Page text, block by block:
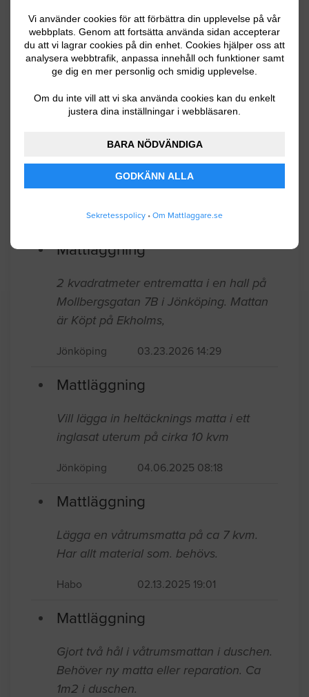
Vi använder cookies för att förbättra din upplevelse på vår
webbplats. Genom att fortsätta använda sidan accepterar
du att vi lagrar cookies på din enhet. Cookies hjälper oss att
analysera webbtrafik, anpassa innehåll och funktioner samt
ge dig en mer personlig och smidig upplevelse.
Om du inte vill att vi ska använda cookies kan du enkelt
justera dina inställningar i webbläsaren.
BARA NÖDVÄNDIGA
GODKÄNN ALLA
Sekretesspolicy • Om Mattlaggare.se
duschrum samt golvet i en källare är
badrum i dag men måste bytas ut
Jönköping 04.13.2026 10:00
Mattläggning
rum som är 3. 5m bred 5. 1m lång. Har
köpt 4 st balkong mattor som är 1. 33m
breda 3. 6m långa
Jönköping 03.24.2026 18:02
Mattläggning
2 kvadratmeter entrematta i en hall på
Mollbergsgatan 7B i Jönköping. Mattan
är Köpt på Ekholms,
Jönköping 03.23.2026 14:29
Mattläggning
Vill lägga in heltäcknings matta i ett
inglasat uterum på cirka 10 kvm
Jönköping 04.06.2025 08:18
Mattläggning
Lägga en våtrumsmatta på ca 7 kvm.
Har allt material som. behövs.
Habo 02.13.2025 19:01
Mattläggning
Gjort två hål i våtrumsmattan i duschen.
Behöver ny matta eller reparation. Ca
1m2 i duschen.